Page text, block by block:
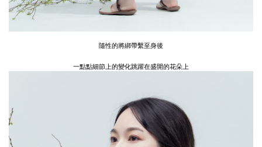
隨性的將綁帶繫至身後
一點點細節上的變化跳躍在盛開的花朵上